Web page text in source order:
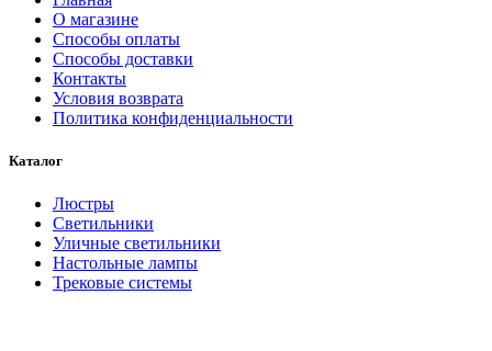
О магазине
Способы оплаты
Способы доставки
Контакты
Условия возврата
Политика конфиденциальности
Каталог
Люстры
Светильники
Уличные светильники
Настольные лампы
Трековые системы